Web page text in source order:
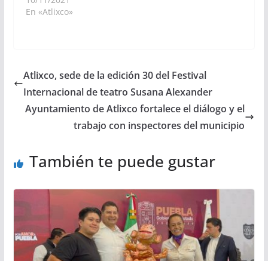
En «Atlixco»
Atlixco, sede de la edición 30 del Festival
Internacional de teatro Susana Alexander
Ayuntamiento de Atlixco fortalece el diálogo y el
trabajo con inspectores del municipio
También te puede gustar